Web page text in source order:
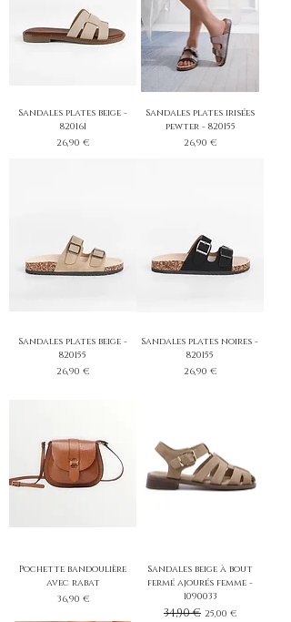
Sandales plates beige -
820161
Prix
26,90 €
Sandales plates irisées
pewter - 820155
Prix
26,90 €
Sandales plates beige -
820155
Prix
26,90 €
Sandales plates noires -
820155
Prix
26,90 €
Pochette bandoulière
avec rabat
Prix
36,90 €
Sandales beige à bout
fermé ajourés femme -
1090033
Prix original
34,90 € Prix promotionnel
25,00 €